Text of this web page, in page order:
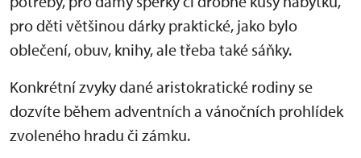
pro děti většinou dárky praktické, jako bylo
oblečení, obuv, knihy, ale třeba také sáňky.
Konkrétní zvyky dané aristokratické rodiny se
dozvíte během adventních a vánočních prohlídek
zvoleného hradu či zámku.